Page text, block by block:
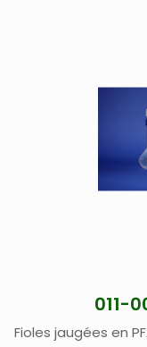
011-
Fioles jaugées en